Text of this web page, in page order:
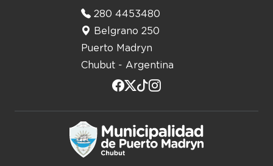
280 4453480
Belgrano 250
Puerto Madryn
Chubut - Argentina